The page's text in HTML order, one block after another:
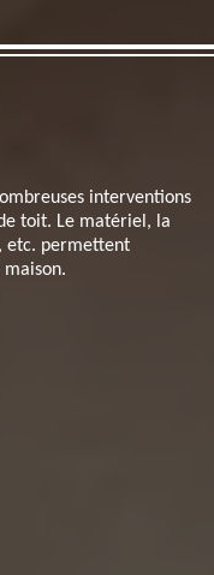
interventions
toit. Le matériel, la
etc. permettent